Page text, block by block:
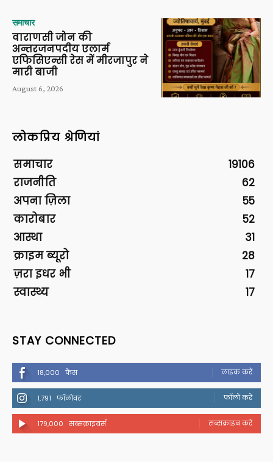
समाचार
वाराणसी जोन की
अन्तरजनपदीय एलार्म
एफिसिएन्सी रेस में मीरजापुर ने
मारी बाजी
August 6, 2026
लोकप्रिय श्रेणियां
समाचार
19106
राजनीति
62
अपना ज़िला
55
कारोबार
52
आस्था
31
क्राइम ब्यूरो
28
ज़रा इधर भी
17
स्वास्थ्य
17
STAY CONNECTED
18,000 फैंस लाइक करें
1,791 फॉलोवर फॉलो करें
179,000 सब्सक्राइबर्स सब्सक्राइब करें